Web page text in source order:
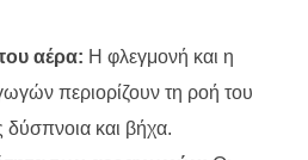
αέρα: Η φλεγμονή και η
περιορίζουν τη ροή του
και βήχα.